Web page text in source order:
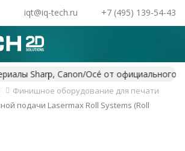
iqt@iq-tech.ru
+7 (495) 139-54-43
Финишное оборудование для печати
подачи Lasermax Roll Systems (Roll